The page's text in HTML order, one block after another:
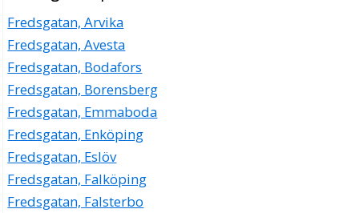
Fredsgatan, Arvika
Fredsgatan, Avesta
Fredsgatan, Bodafors
Fredsgatan, Borensberg
Fredsgatan, Emmaboda
Fredsgatan, Enköping
Fredsgatan, Eslöv
Fredsgatan, Falköping
Fredsgatan, Falsterbo